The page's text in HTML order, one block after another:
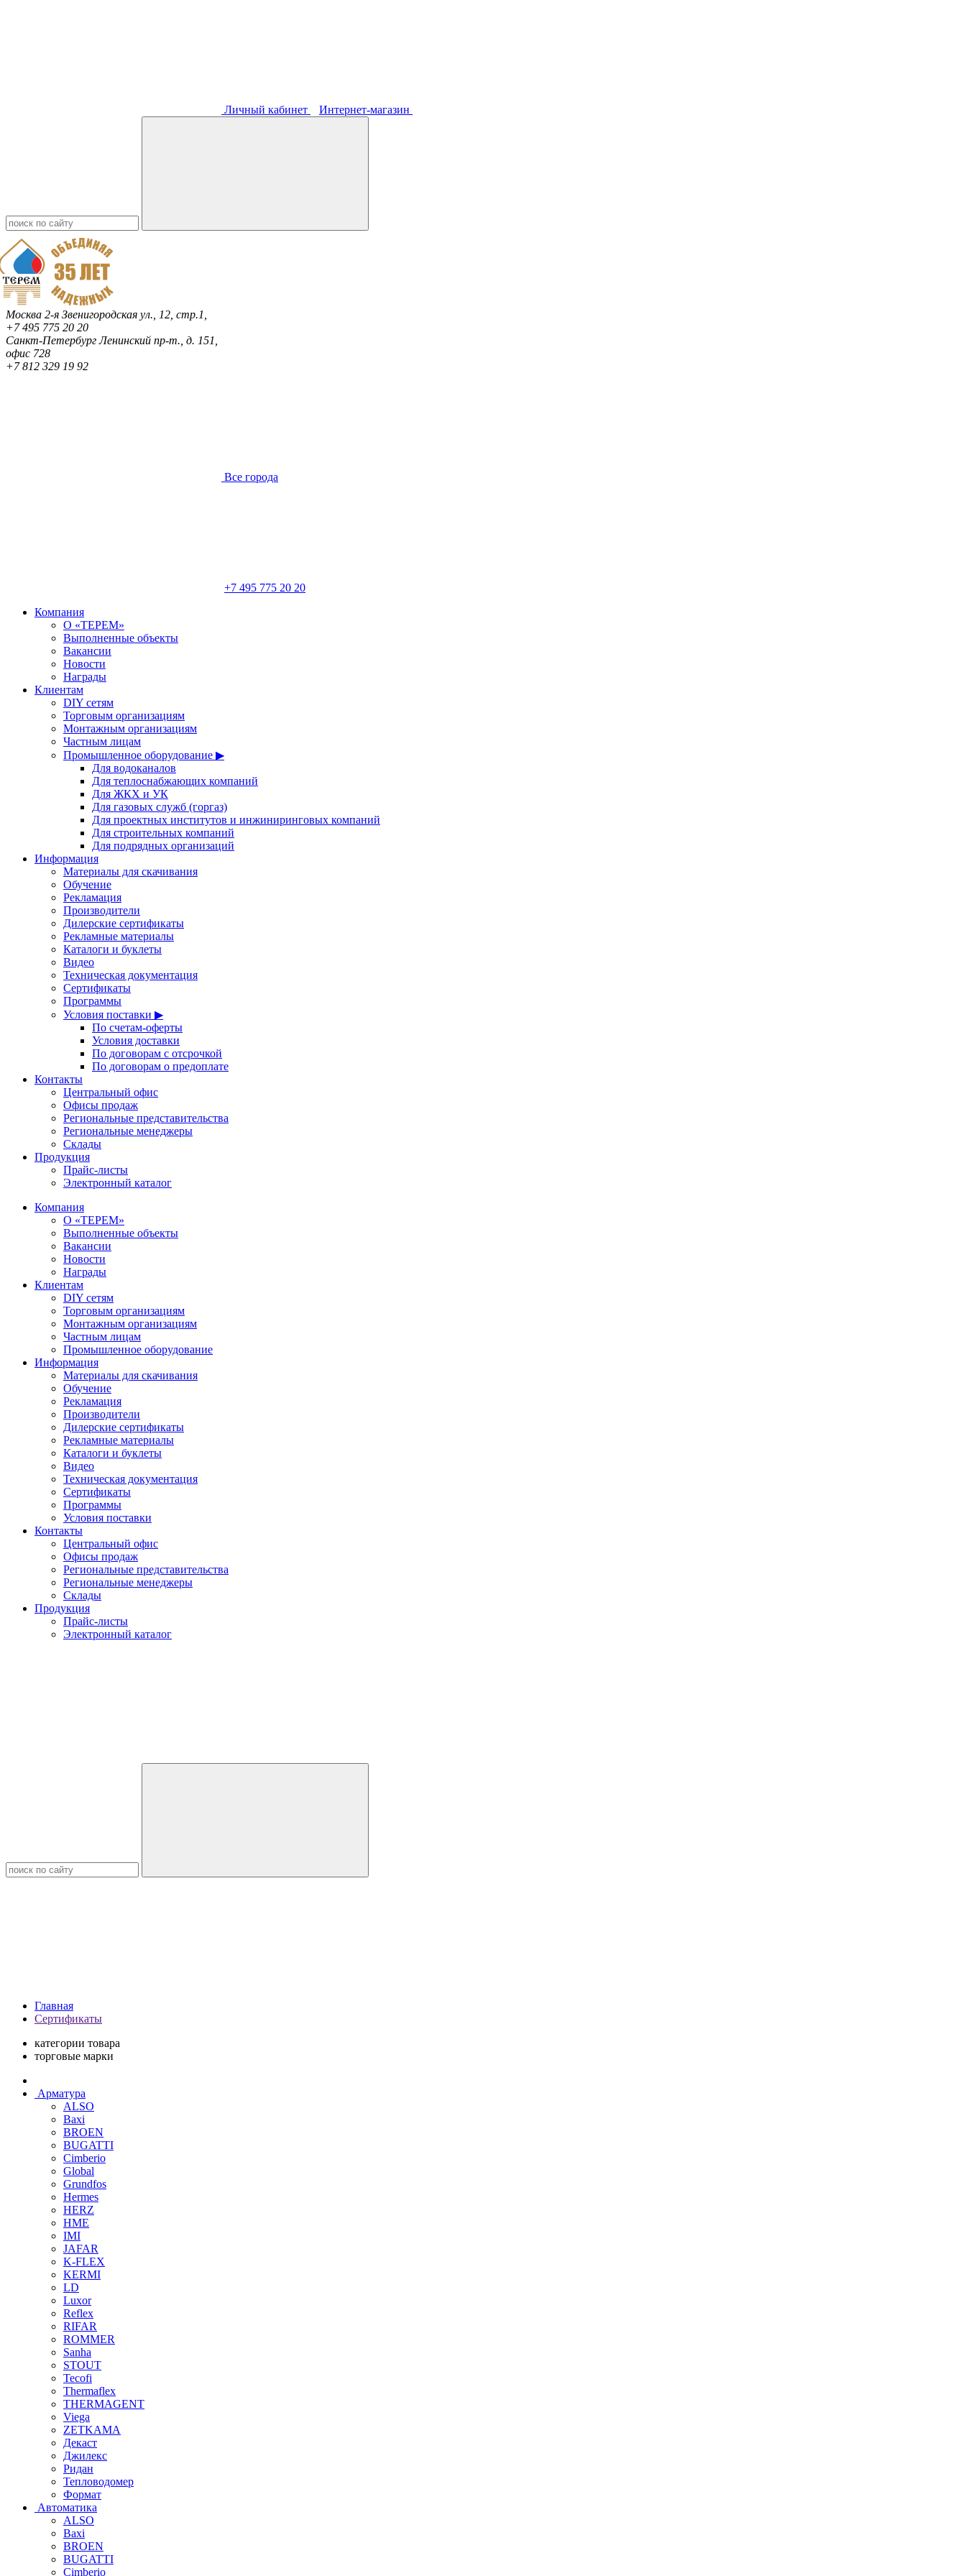
Личный кабинет Интернет-магазин
Москва 2-я Звенигородская ул., 12, стр.1,
+7 495 775 20 20
Санкт-ПетербургЛенинский пр-т., д. 151,
офис 728
+7 812 329 19 92
Все города
+7 495 775 20 20
Компания
О «ТЕРЕМ»
Выполненные объекты
Вакансии
Новости
Награды
Клиентам
DIY сетям
Торговым организациям
Монтажным организациям
Частным лицам
Промышленное оборудование ▶
Для водоканалов
Для теплоснабжающих компаний
Для ЖКХ и УК
Для газовых служб (горгаз)
Для проектных институтов и инжиниринговых компаний
Для строительных компаний
Для подрядных организаций
Информация
Материалы для скачивания
Обучение
Рекламация
Производители
Дилерские сертификаты
Рекламные материалы
Каталоги и буклеты
Видео
Техническая документация
Сертификаты
Программы
Условия поставки ▶
По счетам-оферты
Условия доставки
По договорам с отсрочкой
По договорам о предоплате
Контакты
Центральный офис
Офисы продаж
Региональные представительства
Региональные менеджеры
Склады
Продукция
Прайс-листы
Электронный каталог
Компания
О «ТЕРЕМ»
Выполненные объекты
Вакансии
Новости
Награды
Клиентам
DIY сетям
Торговым организациям
Монтажным организациям
Частным лицам
Промышленное оборудование
Информация
Материалы для скачивания
Обучение
Рекламация
Производители
Дилерские сертификаты
Рекламные материалы
Каталоги и буклеты
Видео
Техническая документация
Сертификаты
Программы
Условия поставки
Контакты
Центральный офис
Офисы продаж
Региональные представительства
Региональные менеджеры
Склады
Продукция
Прайс-листы
Электронный каталог
Главная
Сертификаты
категории товара
торговые марки
Арматура
ALSO
Baxi
BROEN
BUGATTI
Cimberio
Global
Grundfos
Hermes
HERZ
HME
IMI
JAFAR
K-FLEX
KERMI
LD
Luxor
Reflex
RIFAR
ROMMER
Sanha
STOUT
Tecofi
Thermaflex
THERMAGENT
Viega
ZETKAMA
Декаст
Джилекс
Ридан
Тепловодомер
Формат
Автоматика
ALSO
Baxi
BROEN
BUGATTI
Cimberio